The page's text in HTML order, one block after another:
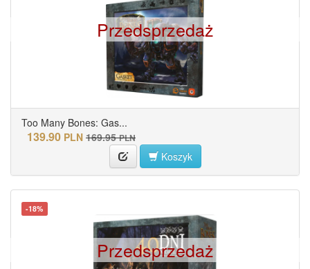
Too Many Bones: Gas...
139.90 PLN 169.95 PLN
Koszyk
Przedsprzedaż
-18%
Przedsprzedaż